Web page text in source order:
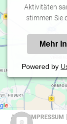
Aktivitäten
stimmen Sie
Mehr
Powered by
AGB |IMPRESSUM |